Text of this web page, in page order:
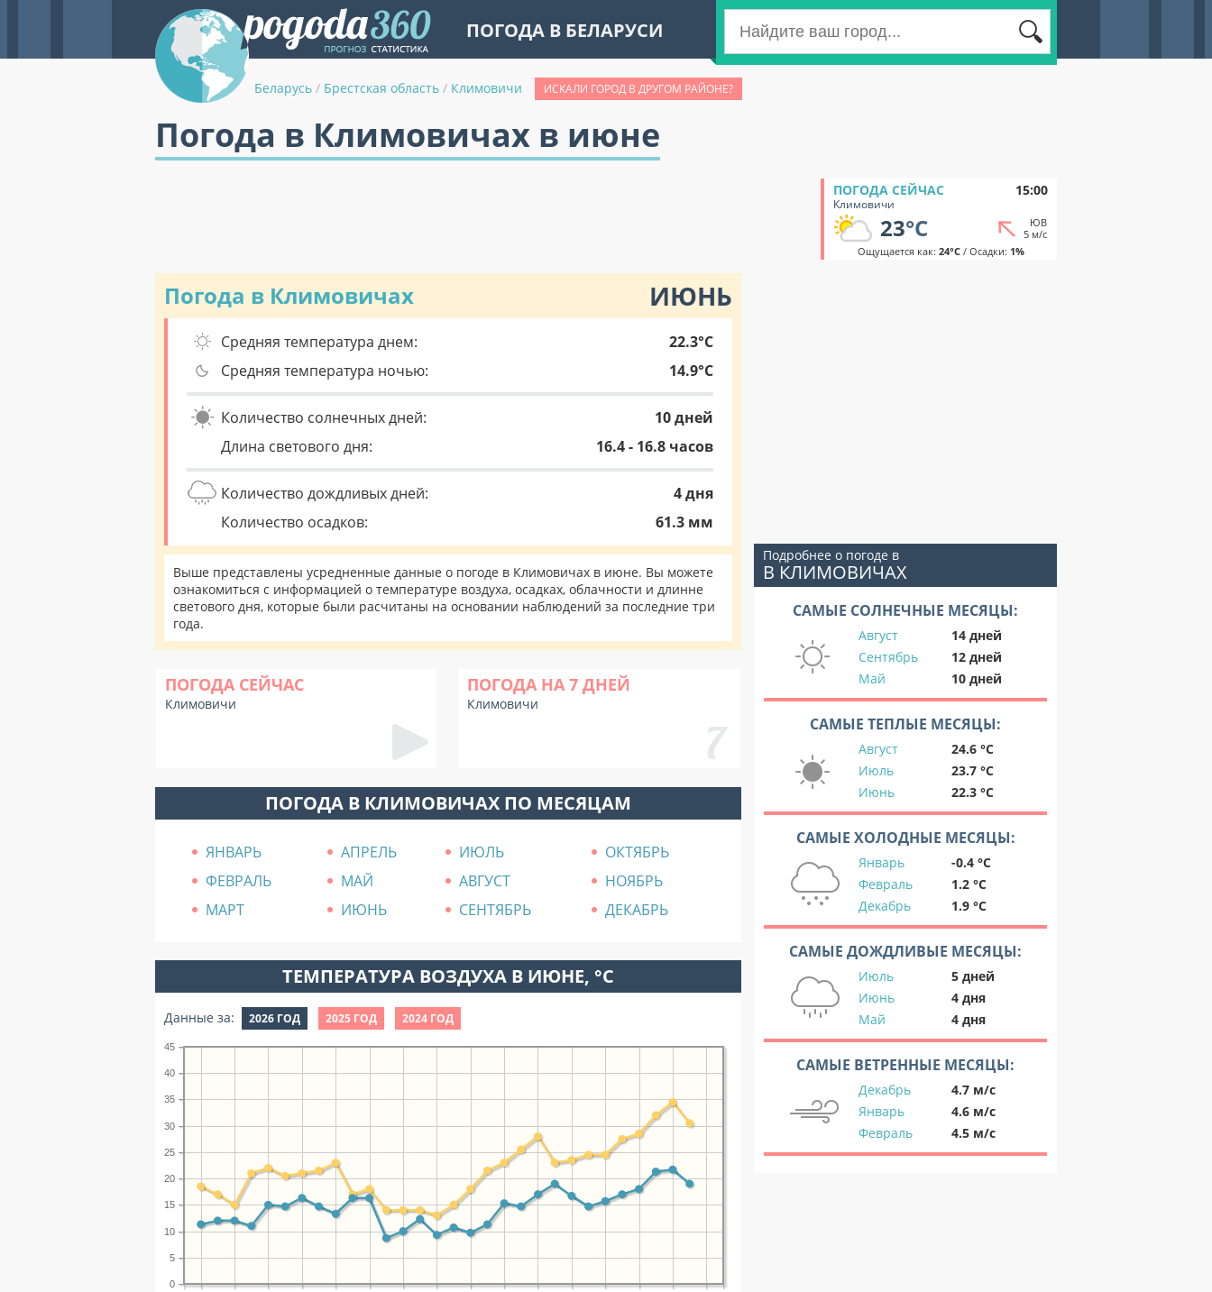
ПОГОДА В БЕЛАРУСИ
Беларусь / Брестская область / Климовичи ИСКАЛИ ГОРОД В ДРУГОМ РАЙОНЕ?
Погода в Климовичах в июне
ПОГОДА СЕЙЧАС 15:00
Климовичи
23°C
ЮВ
5 м/с
Ощущается как: 24°C/ Осадки: 1%
Погода в Климовичах ИЮНЬ
Средняя температура днем:
22.3°C
Средняя температура ночью:
14.9°C
Количество солнечных дней:
10 дней
Длина светового дня:
16.4 - 16.8 часов
Количество дождливых дней:
4 дня
Количество осадков:
61.3 мм
Выше представлены усредненные данные о погоде в Климовичах в июне. Вы можете
ознакомиться с информацией о температуре воздуха, осадках, облачности и длинне
светового дня, которые были расчитаны на основании наблюдений за последние три
года.
ПОГОДА СЕЙЧАС
Климовичи
ПОГОДА НА 7 ДНЕЙ
Климовичи
ПОГОДА В КЛИМОВИЧАХ ПО МЕСЯЦАМ
ЯНВАРЬ АПРЕЛЬ ИЮЛЬ
ОКТЯБРЬ
ФЕВРАЛЬ
МАЙ АВГУСТ
НОЯБРЬ
МАРТ
ИЮНЬ СЕНТЯБРЬ ДЕКАБРЬ
ТЕМПЕРАТУРА ВОЗДУХА В ИЮНЕ, °C
Данные за: 2026 ГОД 2025 ГОД 2024 ГОД
0
5
10
15
20
25
30
35
40
45
Подробнее о погоде в
В КЛИМОВИЧАХ
САМЫЕ СОЛНЕЧНЫЕ МЕСЯЦЫ:
Август
14 дней
Сентябрь
12 дней
Май
10 дней
САМЫЕ ТЕПЛЫЕ МЕСЯЦЫ:
Август
24.6 °C
Июль
23.7 °C
Июнь
22.3 °C
САМЫЕ ХОЛОДНЫЕ МЕСЯЦЫ:
Январь
-0.4 °C
Февраль
1.2 °C
Декабрь
1.9 °C
САМЫЕ ДОЖДЛИВЫЕ МЕСЯЦЫ:
Июль
5 дней
Июнь
4 дня
Май
4 дня
САМЫЕ ВЕТРЕННЫЕ МЕСЯЦЫ:
Декабрь
4.7 м/с
Январь
4.6 м/с
Февраль
4.5 м/с